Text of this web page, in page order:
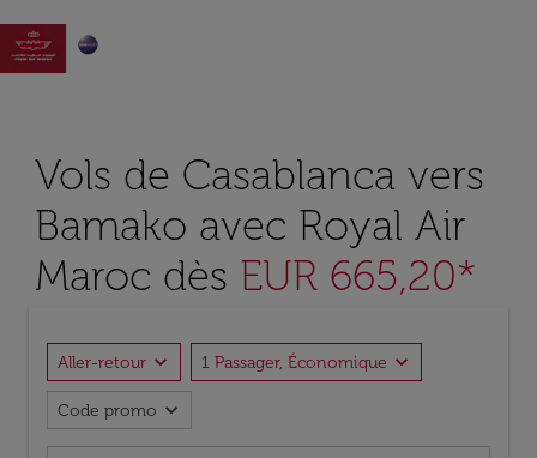

Vols de Casablanca vers
Bamako avec Royal Air
Maroc dès EUR 665,20*
Aller-retour expand_more 1 Passager, Économique expand_more
Code promo expand_more